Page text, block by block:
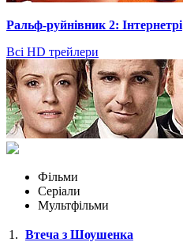
Ральф-руйнівник 2: Інтернетрі
Всі HD трейлери
Фільми
Серіали
Мультфільми
1. Втеча з Шоушенка